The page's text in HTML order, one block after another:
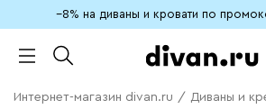
−8% на диваны и кровати по
Интернет-магазин divan.ru / Диваны и